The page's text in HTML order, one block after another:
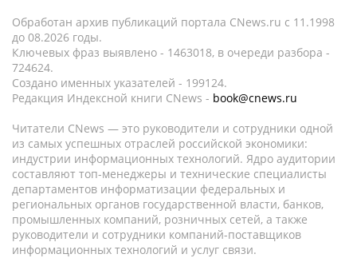
Обработан архив публикаций портала CNews.ru c 11.1998
до 08.2026 годы.
Ключевых фраз выявлено - 1463018, в очереди разбора -
724624.
Создано именных указателей - 199124.
Редакция Индексной книги CNews - book@cnews.ru
Читатели CNews — это руководители и сотрудники одной
из самых успешных отраслей российской экономики:
индустрии информационных технологий. Ядро аудитории
составляют топ-менеджеры и технические специалисты
департаментов информатизации федеральных и
региональных органов государственной власти, банков,
промышленных компаний, розничных сетей, а также
руководители и сотрудники компаний-поставщиков
информационных технологий и услуг связи.